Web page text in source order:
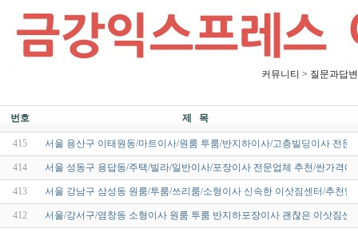
커뮤니티 > 질문과답변
번호 제 목
415 서울 용산구 이태원동/마트이사/원룸 투룸/반지하이사/고층빌딩이사 전문
414 서울 성동구 용답동/주택/빌라/일반이사/포장이사 전문업체 추천/싼가격
413 서울 강남구 삼성동 원룸/투룸/쓰리룸/소형이사 신속한 이삿짐센터/추천
412 서울/강서구/염창동 소형이사 원룸 투룸 반지하포장이사 괜찮은 이삿짐센